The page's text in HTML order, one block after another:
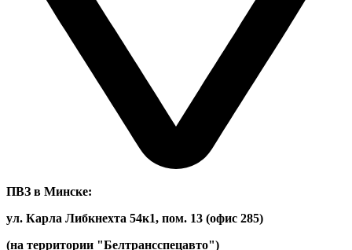
ПВЗ в Минске:
ул. Карла Либкнехта 54к1, пом. 13 (офис 285)
(на территории "Белтрансспецавто")